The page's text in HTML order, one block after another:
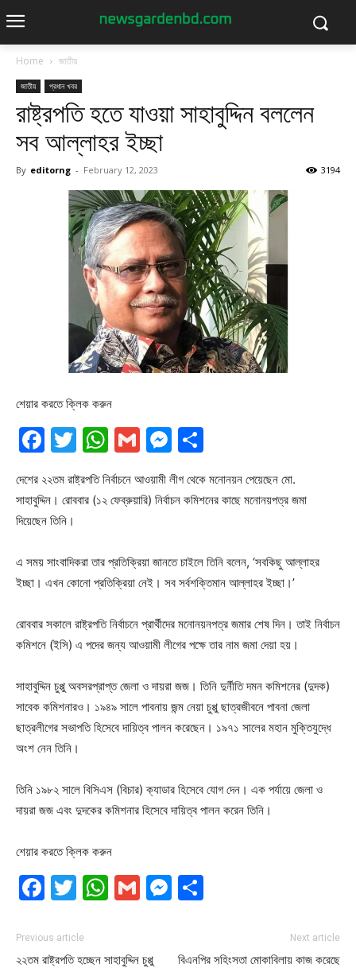
Home জাতীয়
জাতীয় প্রধান খবর
রাষ্ট্রপতি হতে যাওয়া সাহাবুদ্দিন বললেন
সব আল্লাহর ইচ্ছা
By editorng - February 12, 2023 3194
শেয়ার করতে ক্লিক করুন
Facebook
Twitter
WhatsApp
GmailMessenger
দেশের ২২তম রাষ্ট্রপতি নির্বাচনে আওয়ামী লীগ থেকে মনোনয়ন পেয়েছেন মো.
সাহাবুদ্দিন। রোববার (১২ ফেব্রুয়ারি) নির্বাচন কমিশনের কাছে মনোনয়পত্র জমা
দিয়েছেন তিনি।
এ সময় সাংবাদিকরা তার প্রতিক্রিয়া জানতে চাইলে তিনি বলেন, ‘সবকিছু আল্লাহর
ইচ্ছা। এখন কোনো প্রতিক্রিয়া নেই। সব সর্বশক্তিমান আল্লাহর ইচ্ছা।’
রোববার সকালে রাষ্ট্রপতি নির্বাচনে প্রার্থীদের মনোনয়নপত্র জমার শেষ দিন। তাই নির্বাচন
কমিশনে (ইসি) এ পদের জন্য আওয়ামী লীগের পক্ষে তার নাম জমা দেয়া হয়।
সাহাবুদ্দিন চুপ্পু অবসরপ্রাপ্ত জেলা ও দায়রা জজ। তিনি দুর্নীতি দমন কমিশনের (দুদক)
সাবেক কমিশনারও। ১৯৪৯ সালে পাবনায় জন্ম নেয়া চুপ্পু ছাত্রজীবনে পাবনা জেলা
ছাত্রলীগের সভাপতি হিসেবে দায়িত্ব পালন করেছেন। ১৯৭১ সালের মহান মুক্তিযুদ্ধে
অংশ নেন তিনি।
তিনি ১৯৮২ সালে বিসিএস (বিচার) ক্যাডার হিসেবে যোগ দেন। এক পর্যায়ে জেলা ও
দায়রা জজ এবং দুদকের কমিশনার হিসেবে দায়িত্ব পালন করেন তিনি।
শেয়ার করতে ক্লিক করুন
Facebook
Twitter
WhatsApp
GmailMessenger
Previous article
২২তম রাষ্ট্রপতি হচ্ছেন সাহাবুদ্দিন চুপ্পু
Next article
বিএনপির সহিংসতা মোকাবিলায় কাজ করেছে